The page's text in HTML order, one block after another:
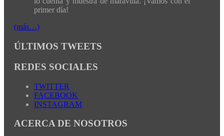
primer día!
(más…)
ÚLTIMOS TWEETS
REDES SOCIALES
TWITTER
FACEBOOK
INSTAGRAM
ACERCA DE NOSOTROS